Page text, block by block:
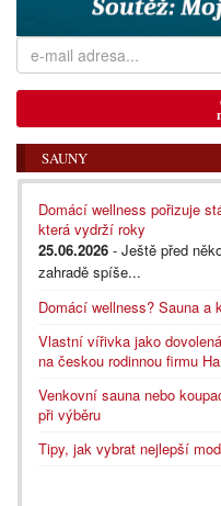
SAUNY
Domácí wellness pořizuje
která vydrží roky
25.06.2026 - Ještě před
zahradě spíše...
Domácí wellness? Sauna a
Vlastní vířivka jako
na českou rodinnou firmu
Venkovní sauna nebo
při výběru
Tipy, jak vybrat nejlepší